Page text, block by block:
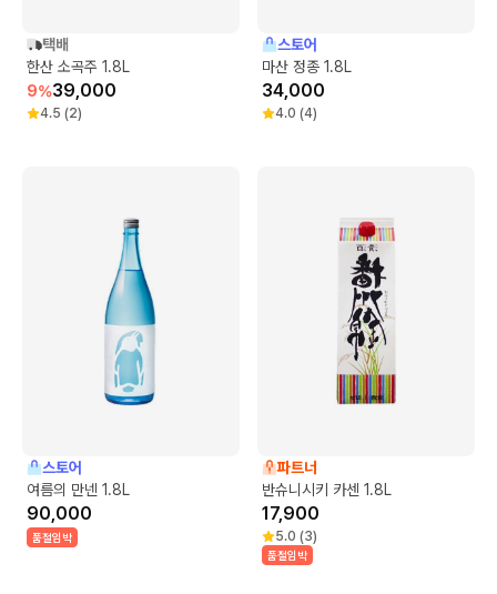
택배
한산 소곡주 1.8L
9%39,000
4.5 (2)
스토어
마산 정종 1.8L
34,000
4.0 (4)
스토어
여름의 만넨 1.8L
90,000
품절임박
파트너
반슈니시키 카센 1.8L
17,900
5.0 (3)
품절임박